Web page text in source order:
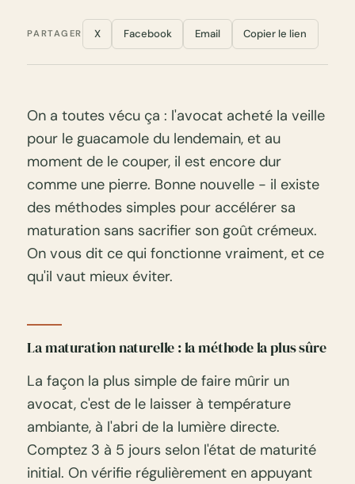
PARTAGER X Facebook Email Copier le lien
On a toutes vécu ça : l'avocat acheté la veille
pour le guacamole du lendemain, et au
moment de le couper, il est encore dur
comme une pierre. Bonne nouvelle - il existe
des méthodes simples pour accélérer sa
maturation sans sacrifier son goût crémeux.
On vous dit ce qui fonctionne vraiment, et ce
qu'il vaut mieux éviter.
La maturation naturelle : la méthode la plus sûre
La façon la plus simple de faire mûrir un
avocat, c'est de le laisser à température
ambiante, à l'abri de la lumière directe.
Comptez 3 à 5 jours selon l'état de maturité
initial. On vérifie régulièrement en appuyant